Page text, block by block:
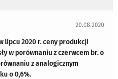
20.08.2020
lipcu 2020 r. ceny produkcji
w porównaniu z czerwcem br. o
z analogicznym
o 0,6%.